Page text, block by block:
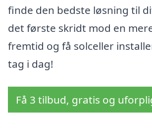
finde den bedste løsning til
det første skridt mod en
fremtid og få solceller
tag i dag!
Få 3 tilbud, gratis og